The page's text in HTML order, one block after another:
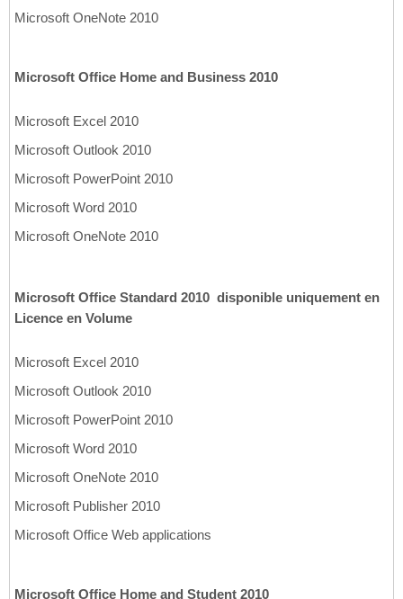
Microsoft OneNote 2010
Microsoft Office Home and Business 2010
Microsoft Excel 2010
Microsoft Outlook 2010
Microsoft PowerPoint 2010
Microsoft Word 2010
Microsoft OneNote 2010
Microsoft Office Standard 2010  disponible uniquement en
Licence en Volume
Microsoft Excel 2010
Microsoft Outlook 2010
Microsoft PowerPoint 2010
Microsoft Word 2010
Microsoft OneNote 2010
Microsoft Publisher 2010
Microsoft Office Web applications
Microsoft Office Home and Student 2010